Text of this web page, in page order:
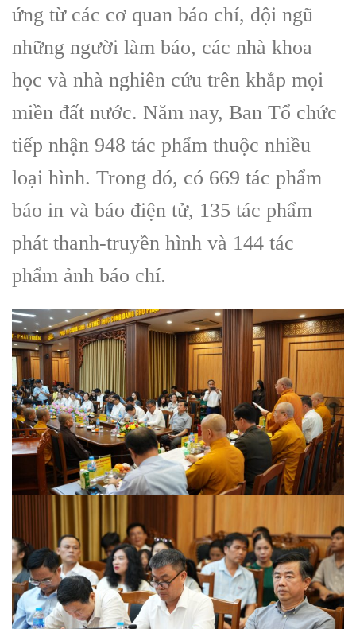
ứng từ các cơ quan báo chí, đội ngũ
những người làm báo, các nhà khoa
học và nhà nghiên cứu trên khắp mọi
miền đất nước. Năm nay, Ban Tổ chức
tiếp nhận 948 tác phẩm thuộc nhiều
loại hình. Trong đó, có 669 tác phẩm
báo in và báo điện tử, 135 tác phẩm
phát thanh-truyền hình và 144 tác
phẩm ảnh báo chí.